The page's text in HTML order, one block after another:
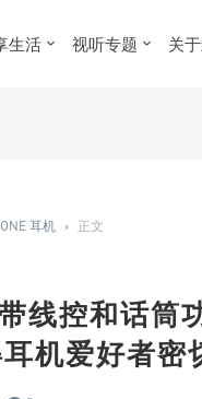
生活 视听专题 关
耳机 › 正文
线控和话
机爱好者密